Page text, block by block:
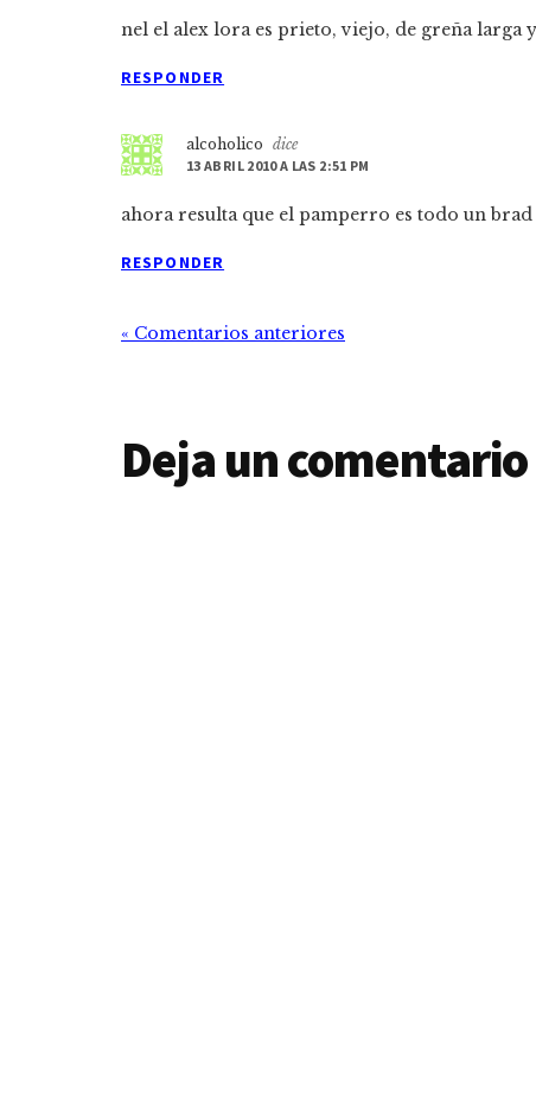
nel el alex lora es prieto, viejo, de greña larga
RESPONDER
alcoholico dice
13 ABRIL 2010 A LAS 2:51 PM
ahora resulta que el pamperro es todo un
RESPONDER
« Comentarios anteriores
Deja un comentario